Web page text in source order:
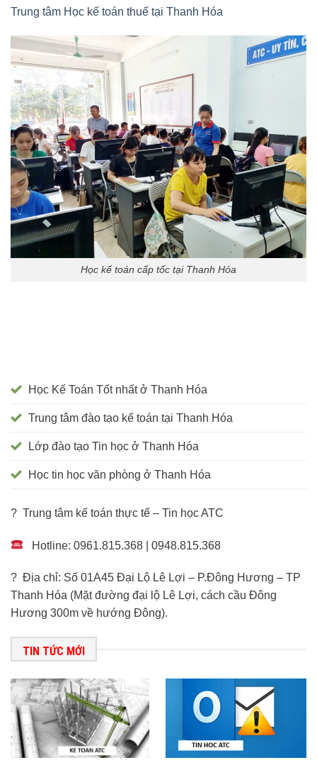
Trung tâm Học kế toán thuế tại Thanh Hóa
Học kế toán cấp tốc tại Thanh Hóa
Học Kế Toán Tốt nhất ở Thanh Hóa
Trung tâm đào tạo kế toán tại Thanh Hóa
Lớp đào tạo Tin học ở Thanh Hóa
Học tin học văn phòng ở Thanh Hóa
? Trung tâm kế toán thực tế – Tin học ATC
Hotline: 0961.815.368 | 0948.815.368
? Địa chỉ: Số 01A45 Đại Lộ Lê Lợi – P.Đông Hương – TP
Thanh Hóa (Mặt đường đại lộ Lê Lợi, cách cầu Đông
Hương 300m về hướng Đông).
TIN TỨC MỚI